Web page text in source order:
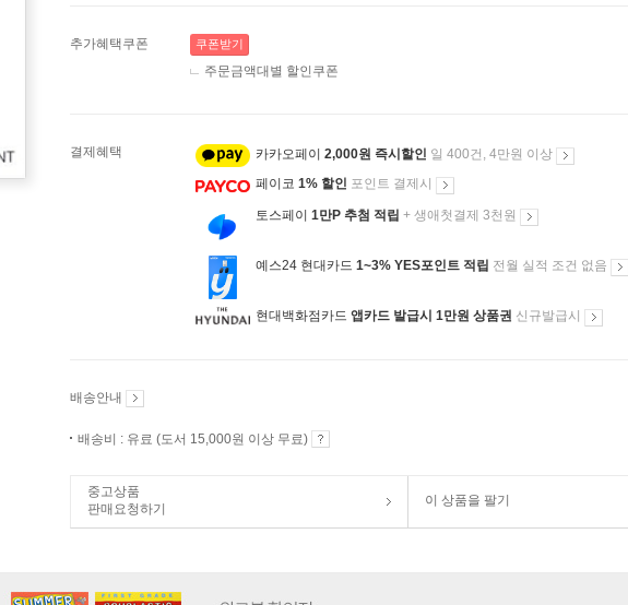
추가혜택쿠폰 쿠폰받기
주문금액대별 할인쿠폰
결제혜택 카카오페이 2,000원 즉시할인 일 400건, 4만원 이상
페이코 1% 할인 포인트 결제시
토스페이 1만P 추첨 적립 + 생애첫결제 3천원
예스24 현대카드 1~3% YES포인트 적립 전월 실적 조건 없음
현대백화점카드 앱카드 발급시 1만원 상품권 신규발급시
배송안내
배송비 : 유료 (도서 15,000원 이상 무료)
중고상품
판매요청하기
이 상품을 팔기